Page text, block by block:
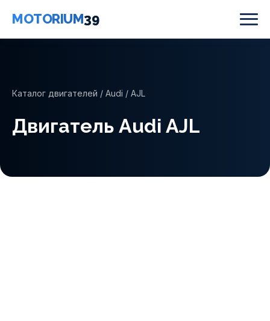
MOTORIUM39
Каталог двигателей / Audi / AJL
Двигатель Audi AJL